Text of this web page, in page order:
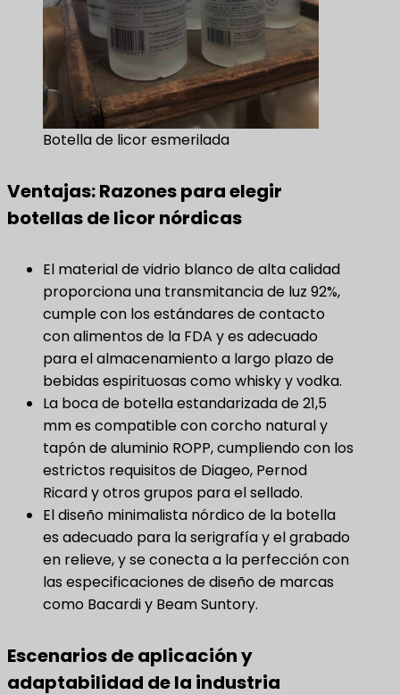
Botella de licor esmerilada
Ventajas: Razones para elegir
botellas de licor nórdicas
El material de vidrio blanco de alta calidad
proporciona una transmitancia de luz 92%,
cumple con los estándares de contacto
con alimentos de la FDA y es adecuado
para el almacenamiento a largo plazo de
bebidas espirituosas como whisky y vodka.
La boca de botella estandarizada de 21,5
mm es compatible con corcho natural y
tapón de aluminio ROPP, cumpliendo con los
estrictos requisitos de Diageo, Pernod
Ricard y otros grupos para el sellado.
El diseño minimalista nórdico de la botella
es adecuado para la serigrafía y el grabado
en relieve, y se conecta a la perfección con
las especificaciones de diseño de marcas
como Bacardi y Beam Suntory.
Escenarios de aplicación y
adaptabilidad de la industria